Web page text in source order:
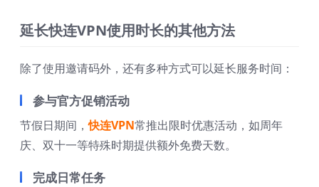
延长快连VPN使用时长的其他方法
除了使用邀请码外，还有多种方式可以延长服务时间：
参与官方促销活动
节假日期间，快连VPN常推出限时优惠活动，如周年
庆、双十一等特殊时期提供额外免费天数。
完成日常任务